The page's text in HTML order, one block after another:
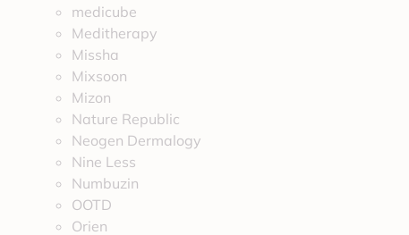
medicube
Meditherapy
Missha
Mixsoon
Mizon
Nature Republic
Neogen Dermalogy
Nine Less
Numbuzin
OOTD
Orien